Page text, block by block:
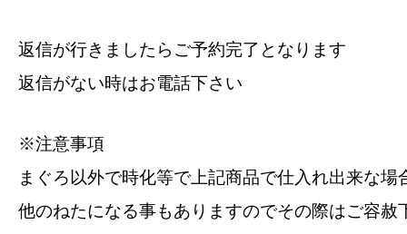
返信が行きましたらご予約完了となります
返信がない時はお電話下さい
※注意事項
まぐろ以外で時化等で上記商品で仕入れ出来な場
他のねたになる事もありますのでその際はご容赦